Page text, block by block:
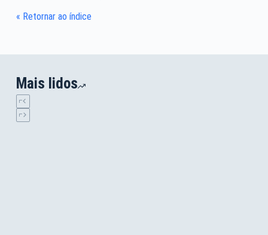
« Retornar ao índice
Mais lidos